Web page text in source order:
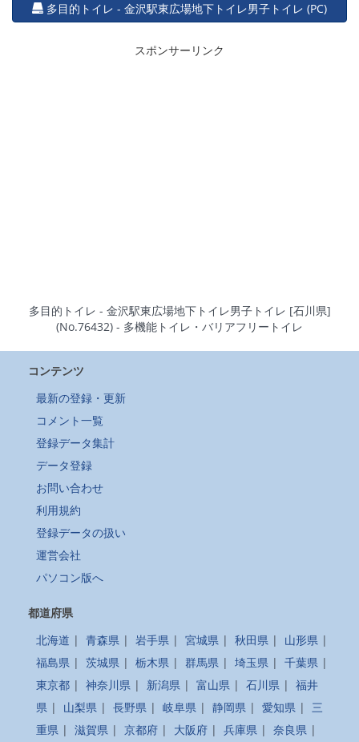
多目的トイレ - 金沢駅東広場地下トイレ男子トイレ (PC)
スポンサーリンク
多目的トイレ - 金沢駅東広場地下トイレ男子トイレ [石川県]
(No.76432) - 多機能トイレ・バリアフリートイレ
コンテンツ
最新の登録・更新
コメント一覧
登録データ集計
データ登録
お問い合わせ
利用規約
登録データの扱い
運営会社
パソコン版へ
都道府県
北海道 | 青森県 | 岩手県 | 宮城県 | 秋田県 | 山形県 |
福島県 | 茨城県 | 栃木県 | 群馬県 | 埼玉県 | 千葉県 |
東京都 | 神奈川県 | 新潟県 | 富山県 | 石川県 | 福井
県 | 山梨県 | 長野県 | 岐阜県 | 静岡県 | 愛知県 | 三
重県 | 滋賀県 | 京都府 | 大阪府 | 兵庫県 | 奈良県 |